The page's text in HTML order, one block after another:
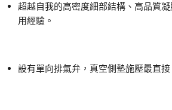
超越自我的高密度細部結構、高品質
用經驗。
設有單向排氣弁，真空側墊施壓最直接